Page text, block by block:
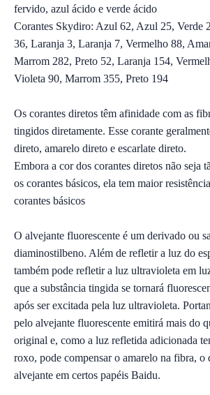
fervido, azul ácido e verde ácido
Corantes Skydiro: Azul 62, Azul 25, Verde
36, Laranja 3, Laranja 7, Vermelho 88,
Marrom 282, Preto 52, Laranja 154,
Violeta 90, Marrom 355, Preto 194
Os corantes diretos têm afinidade com as
tingidos diretamente. Esse corante
direto, amarelo direto e escarlate direto.
Embora a cor dos corantes diretos não seja
os corantes básicos, ela tem maior
corantes básicos
O alvejante fluorescente é um derivado ou
diaminostilbeno. Além de refletir a luz do
também pode refletir a luz ultravioleta em
que a substância tingida se tornará
após ser excitada pela luz ultravioleta.
pelo alvejante fluorescente emitirá mais do
original e, como a luz refletida adicionada
roxo, pode compensar o amarelo na fibra, o
alvejante em certos papéis Baidu.